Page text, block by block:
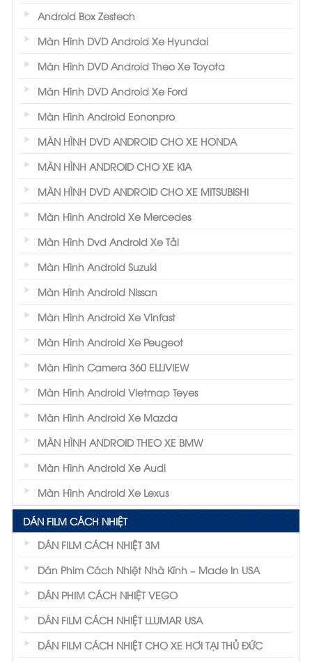
Android Box Zestech
Màn Hình DVD Android Xe Hyundai
Màn Hình DVD Android Theo Xe Toyota
Màn Hình DVD Android Xe Ford
Màn Hình Android Eononpro
MÀN HÌNH DVD ANDROID CHO XE HONDA
MÀN HÌNH ANDROID CHO XE KIA
MÀN HÌNH DVD ANDROID CHO XE MITSUBISHI
Màn Hình Android Xe Mercedes
Màn Hình Dvd Android Xe Tải
Màn Hình Android Suzuki
Màn Hình Android Nissan
Màn Hình Android Xe Vinfast
Màn Hình Android Xe Peugeot
Màn Hình Camera 360 ELLIVIEW
Màn Hình Android Vietmap Teyes
Màn Hình Android Xe Mazda
MÀN HÌNH ANDROID THEO XE BMW
Màn Hình Android Xe Audi
Màn Hình Android Xe Lexus
DÁN FILM CÁCH NHIỆT
DÁN FILM CÁCH NHIỆT 3M
Dán Phim Cách Nhiệt Nhà Kính – Made In USA
DÁN PHIM CÁCH NHIỆT VEGO
DÁN FILM CÁCH NHIỆT LLUMAR USA
DÁN FILM CÁCH NHIỆT CHO XE HƠI TẠI THỦ ĐỨC